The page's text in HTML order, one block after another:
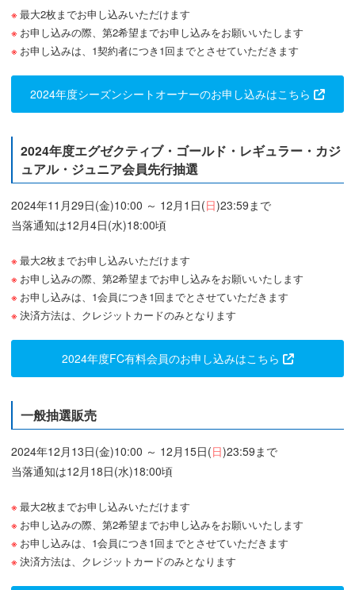
最大2枚までお申し込みいただけます
お申し込みの際、第2希望までお申し込みをお願いいたします
お申し込みは、1契約者につき1回までとさせていただきます
2024年度シーズンシートオーナーのお申し込みはこちら
2024年度エグゼクティブ・ゴールド・レギュラー・カジ
ュアル・ジュニア会員先行抽選
2024年11月29日(金)10:00 ～ 12月1日(日)23:59まで
当落通知は12月4日(水)18:00頃
最大2枚までお申し込みいただけます
お申し込みの際、第2希望までお申し込みをお願いいたします
お申し込みは、1会員につき1回までとさせていただきます
決済方法は、クレジットカードのみとなります
2024年度FC有料会員のお申し込みはこちら
一般抽選販売
2024年12月13日(金)10:00 ～ 12月15日(日)23:59まで
当落通知は12月18日(水)18:00頃
最大2枚までお申し込みいただけます
お申し込みの際、第2希望までお申し込みをお願いいたします
お申し込みは、1会員につき1回までとさせていただきます
決済方法は、クレジットカードのみとなります